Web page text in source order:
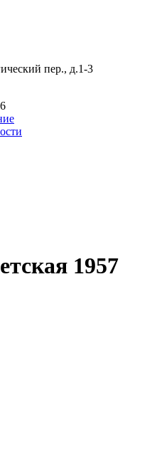
пер., д.1-3
1957